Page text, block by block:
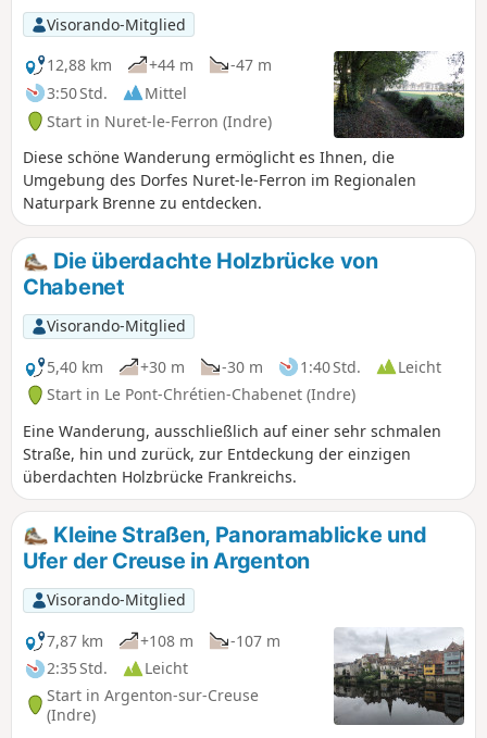
Visorando-Mitglied
12,88 km
+44 m
-47 m
3:50 Std.
Mittel
Start in Nuret-le-Ferron (Indre)
Diese schöne Wanderung ermöglicht es Ihnen, die
Umgebung des Dorfes Nuret-le-Ferron im Regionalen
Naturpark Brenne zu entdecken.
Die überdachte Holzbrücke von
Chabenet
Visorando-Mitglied
5,40 km
+30 m -30 m 1:40 Std.
Leicht
Start in Le Pont-Chrétien-Chabenet (Indre)
Eine Wanderung, ausschließlich auf einer sehr schmalen
Straße, hin und zurück, zur Entdeckung der einzigen
überdachten Holzbrücke Frankreichs.
Kleine Straßen, Panoramablicke und
Ufer der Creuse in Argenton
Visorando-Mitglied
7,87 km
+108 m
-107 m
2:35 Std.
Leicht
Start in Argenton-sur-Creuse
(Indre)